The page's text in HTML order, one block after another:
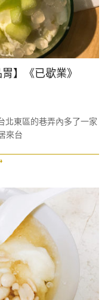
】《已歇業》
北東區的巷弄內多了一家
來台